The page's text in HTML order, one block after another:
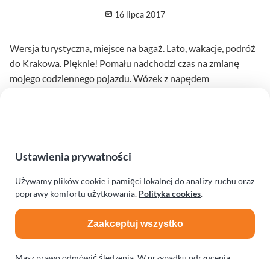
Opublikowano
16 lipca 2017
Wersja turystyczna, miejsce na bagaż. Lato, wakacje, podróż
do Krakowa. Pięknie! Pomału nadchodzi czas na zmianę
mojego codziennego pojazdu. Wózek z napędem
Ustawienia prywatności
Używamy plików cookie i pamięci lokalnej do analizy ruchu oraz
poprawy komfortu użytkowania. Polityka cookies.
Zaakceptuj wszystko